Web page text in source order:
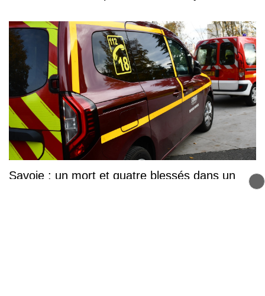
Savoie : un mort et quatre blessés dans un